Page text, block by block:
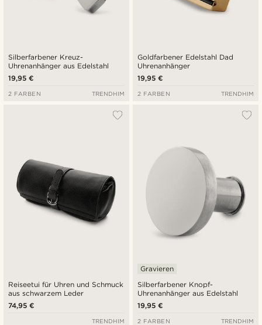
Silberfarbener Kreuz-
Uhrenanhänger aus Edelstahl
19,95 €
2 FARBEN TRENDHIM
Goldfarbener Edelstahl Dad
Uhrenanhänger
19,95 €
2 FARBEN TRENDHIM
Reiseetui für Uhren und Schmuck
aus schwarzem Leder
74,95 €
TRENDHIM
Silberfarbener Knopf-
Uhrenanhänger aus Edelstahl
Gravieren
19,95 €
2 FARBEN TRENDHIM